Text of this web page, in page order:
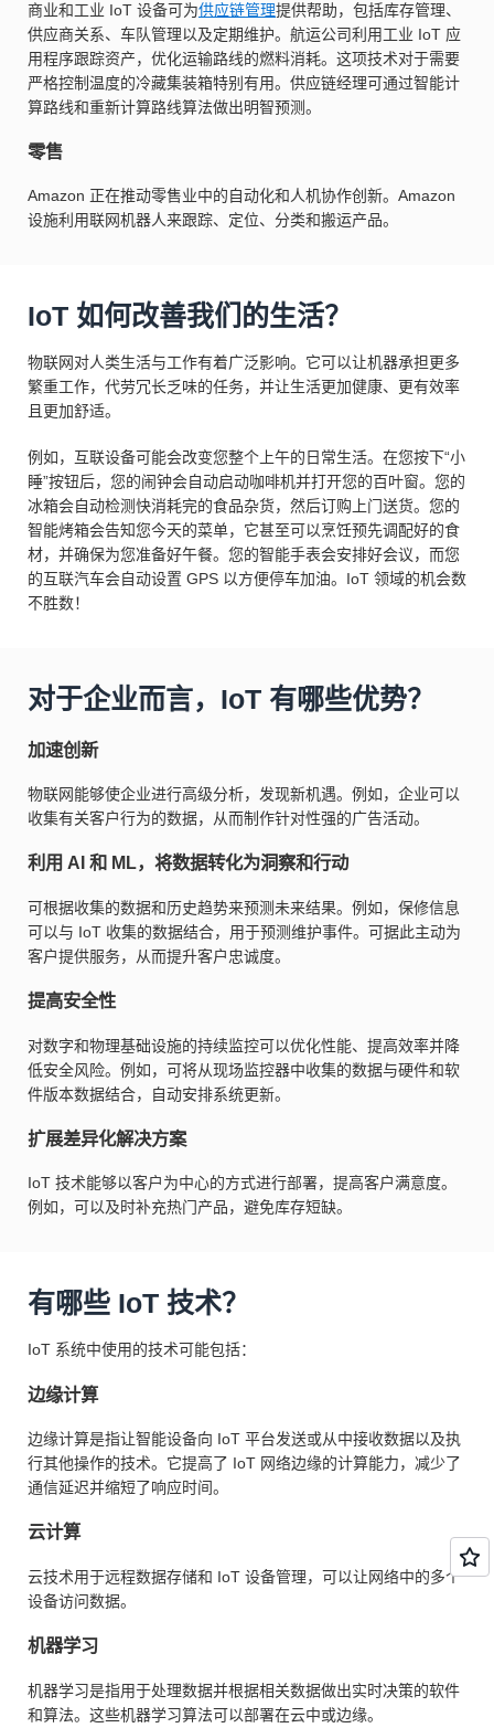
商业和工业 IoT 设备可为供应链管理提供帮助，包括库存管理、
供应商关系、车队管理以及定期维护。航运公司利用工业 IoT 应
用程序跟踪资产，优化运输路线的燃料消耗。这项技术对于需要
严格控制温度的冷藏集装箱特别有用。供应链经理可通过智能计
算路线和重新计算路线算法做出明智预测。
零售
Amazon 正在推动零售业中的自动化和人机协作创新。Amazon
设施利用联网机器人来跟踪、定位、分类和搬运产品。
IoT 如何改善我们的生活？
物联网对人类生活与工作有着广泛影响。它可以让机器承担更多
繁重工作，代劳冗长乏味的任务，并让生活更加健康、更有效率
且更加舒适。
例如，互联设备可能会改变您整个上午的日常生活。在您按下“小
睡”按钮后，您的闹钟会自动启动咖啡机并打开您的百叶窗。您的
冰箱会自动检测快消耗完的食品杂货，然后订购上门送货。您的
智能烤箱会告知您今天的菜单，它甚至可以烹饪预先调配好的食
材，并确保为您准备好午餐。您的智能手表会安排好会议，而您
的互联汽车会自动设置 GPS 以方便停车加油。IoT 领域的机会数
不胜数！
对于企业而言，IoT 有哪些优势？
加速创新
物联网能够使企业进行高级分析，发现新机遇。例如，企业可以
收集有关客户行为的数据，从而制作针对性强的广告活动。
利用 AI 和 ML，将数据转化为洞察和行动
可根据收集的数据和历史趋势来预测未来结果。例如，保修信息
可以与 IoT 收集的数据结合，用于预测维护事件。可据此主动为
客户提供服务，从而提升客户忠诚度。
提高安全性
对数字和物理基础设施的持续监控可以优化性能、提高效率并降
低安全风险。例如，可将从现场监控器中收集的数据与硬件和软
件版本数据结合，自动安排系统更新。
扩展差异化解决方案
IoT 技术能够以客户为中心的方式进行部署，提高客户满意度。
例如，可以及时补充热门产品，避免库存短缺。
有哪些 IoT 技术？
IoT 系统中使用的技术可能包括：
边缘计算
边缘计算是指让智能设备向 IoT 平台发送或从中接收数据以及执
行其他操作的技术。它提高了 IoT 网络边缘的计算能力，减少了
通信延迟并缩短了响应时间。
云计算
云技术用于远程数据存储和 IoT 设备管理，可以让网络中的多个
设备访问数据。
机器学习
机器学习是指用于处理数据并根据相关数据做出实时决策的软件
和算法。这些机器学习算法可以部署在云中或边缘。